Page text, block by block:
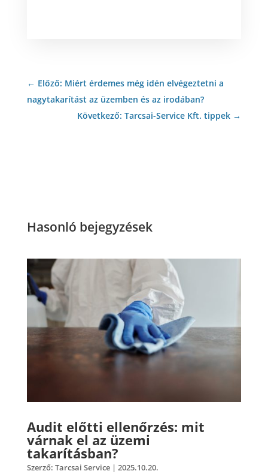
← Előző: Miért érdemes még idén elvégeztetni a
nagytakarítást az üzemben és az irodában?
Következő: Tarcsai-Service Kft. tippek →
Hasonló bejegyzések
Audit előtti ellenőrzés: mit
várnak el az üzemi
takarításban?
Szerző: Tarcsai Service| 2025.10.20.